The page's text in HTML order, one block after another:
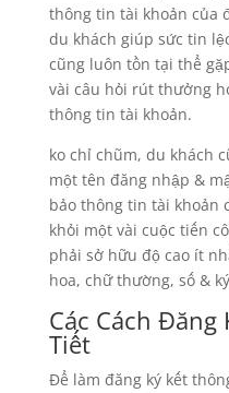
thông tin tài khoản của
du khách giúp sức tin
cũng luôn tồn tại thể
vài câu hỏi rút thưởng
thông tin tài khoản.
ko chỉ chũm, du khách
một tên đăng nhập &
bảo thông tin tài khoản
khỏi một vài cuộc tiến
phải sở hữu độ cao ít
hoa, chữ thường, số &
Các Cách Đăng
Tiết
Để làm đăng ký kết